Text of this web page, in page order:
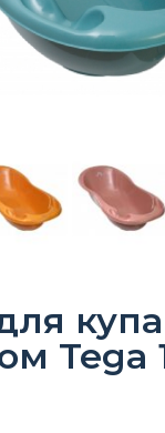
Tega